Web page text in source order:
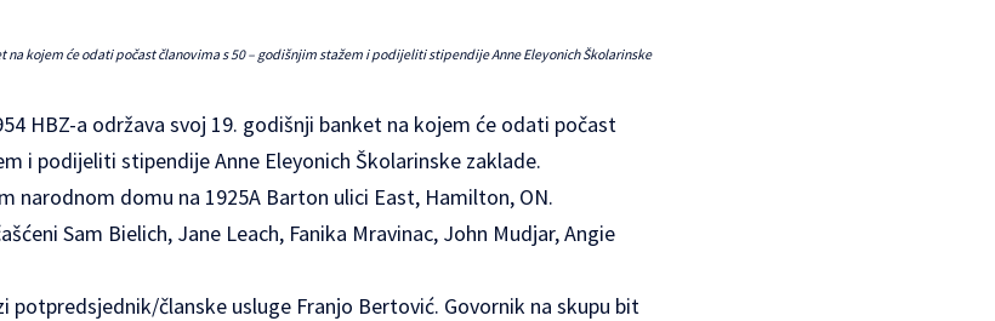
na kojem će odati počast članovima s 50 – godišnjim stažem i podijeliti stipendije Anne Eleyonich Školarinske
HBZ-a održava svoj 19. godišnji banket na kojem će odati počast
i podijeliti stipendije Anne Eleyonich Školarinske zaklade.
narodnom domu na 1925A Barton ulici East, Hamilton, ON.
Sam Bielich, Jane Leach, Fanika Mravinac, John Mudjar, Angie
potpredsjednik/članske usluge Franjo Bertović. Govornik na skupu bit